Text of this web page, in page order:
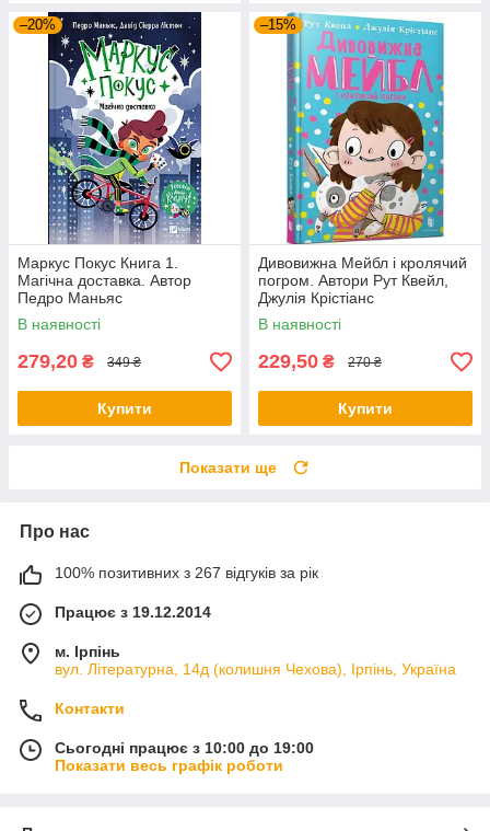
–20%
Маркус Покус Книга 1.
Магічна доставка. Автор
Педро Маньяс
В наявності
279,20 ₴ 349 ₴
Купити
–15%
Дивовижна Мейбл і кролячий
погром. Автори Рут Квейл,
Джулія Крістіанс
В наявності
229,50 ₴ 270 ₴
Купити
Показати ще
Про нас
100% позитивних з 267 відгуків за рік
Працює з 19.12.2014
м. Ірпінь
вул. Літературна, 14д (колишня Чехова), Ірпінь, Україна
Контакти
Сьогодні працює з 10:00 до 19:00
Показати весь графік роботи